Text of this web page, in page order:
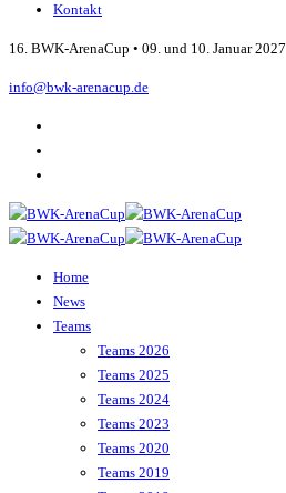
Kontakt
16. BWK-ArenaCup • 09. und 10. Januar 2027
info@bwk-arenacup.de
Home
News
Teams
Teams 2026
Teams 2025
Teams 2024
Teams 2023
Teams 2020
Teams 2019